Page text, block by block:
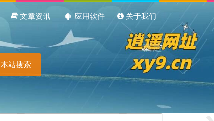
文章资讯 应用软件 关于我们
本站搜索